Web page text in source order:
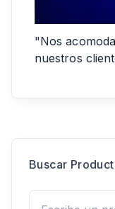
"Nos
nuestros
Buscar